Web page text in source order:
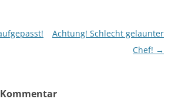
Achtung! Schlecht gelaunter
Chef! →